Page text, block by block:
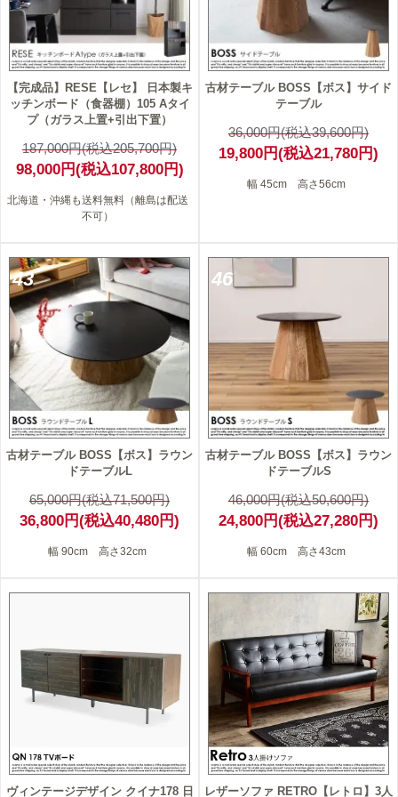
【完成品】RESE【レセ】 日本製キ
ッチンボード（食器棚）105 Aタイ
プ（ガラス上置+引出下置）
187,000円(税込205,700円)
98,000円(税込107,800円)
北海道・沖縄も送料無料（離島は配送
不可）
古材テーブル BOSS【ボス】サイド
テーブル
36,000円(税込39,600円)
19,800円(税込21,780円)
幅 45cm 高さ56cm
43
古材テーブル BOSS【ボス】ラウン
ドテーブルL
65,000円(税込71,500円)
36,800円(税込40,480円)
幅 90cm 高さ32cm
46
古材テーブル BOSS【ボス】ラウン
ドテーブルS
46,000円(税込50,600円)
24,800円(税込27,280円)
幅 60cm 高さ43cm
ヴィンテージデザイン クイナ178 日 レザーソファ RETRO【レトロ】3人